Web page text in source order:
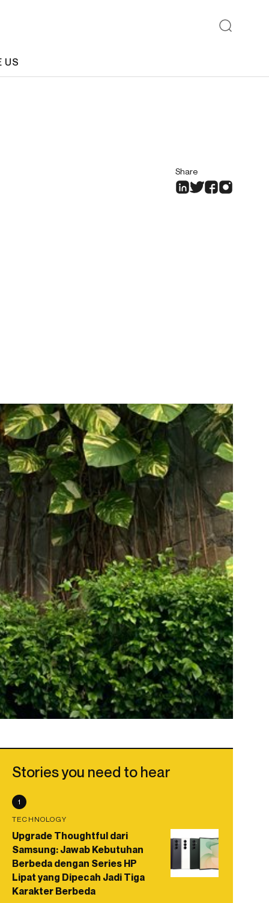
US
Share
Stories you need to hear
1
TECHNOLOGY
Upgrade Thoughtful dari
Samsung: Jawab Kebutuhan
Berbeda dengan Series HP
Lipat yang Dipecah Jadi Tiga
Karakter Berbeda